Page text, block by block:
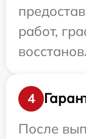
работ,
4
После